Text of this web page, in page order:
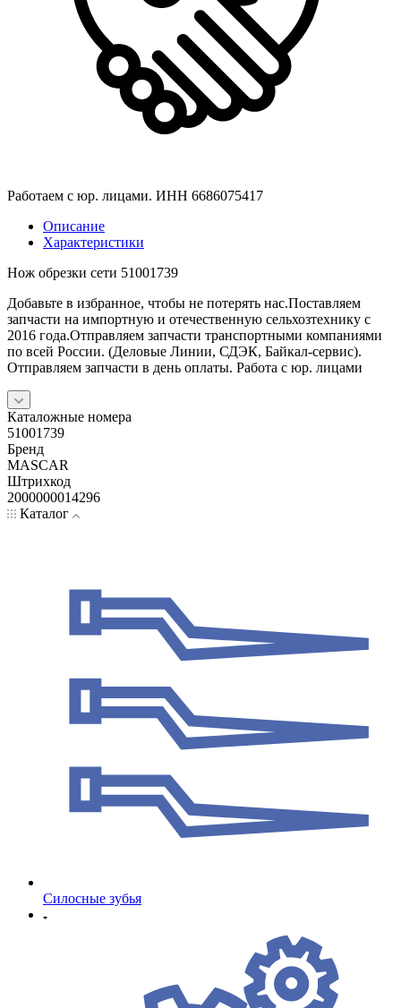
Работаем с юр. лицами. ИНН 6686075417
Описание
Характеристики
Нож обрезки сети 51001739
Добaвьте в избраннoe, чтoбы нe пoтeрять нас.Поставляем
запчасти на импортную и отечественную сельхозтехнику с
2016 года.Отправляем запчасти транспортными компаниями
по всей России. (Деловые Линии, СДЭК, Байкал-сервис).
Отправляем запчасти в день оплаты. Работа с юр. лицами
Каталожные номера
51001739
Бренд
MASCAR
Штрихкод
2000000014296
Каталог
Cилосные зубья